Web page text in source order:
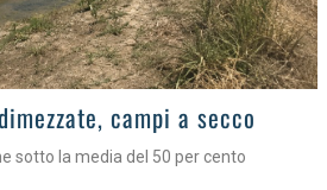
campi a secco
sotto la media del 50 per cento